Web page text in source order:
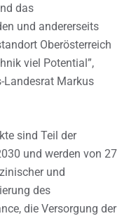
das
und andererseits
Oberösterreich
viel Potential”,
Landesrat Markus
sind Teil der
und werden von 27
und
des
die Versorgung der